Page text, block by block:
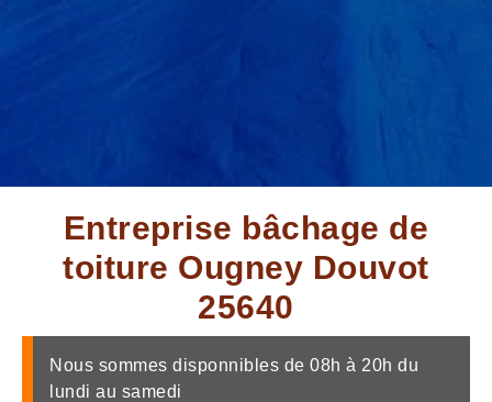
Entreprise bâchage de
toiture Ougney Douvot
25640
Nous sommes disponnibles de 08h à 20h du
lundi au samedi